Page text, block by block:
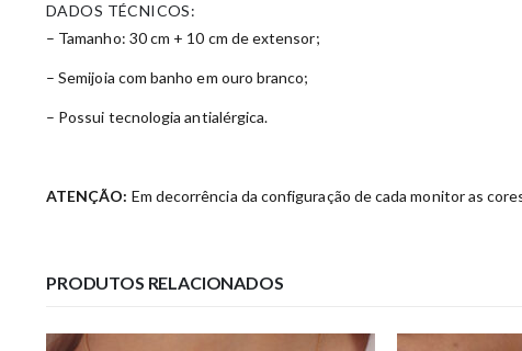
DADOS TÉCNICOS:
– Tamanho: 30 cm + 10 cm de extensor;
– Semijoia com banho em ouro branco;
– Possui tecnologia antialérgica.
ATENÇÃO: Em decorrência da configuração de cada monitor as
PRODUTOS RELACIONADOS